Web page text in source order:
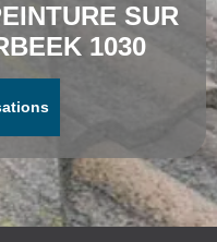
SUR
1030